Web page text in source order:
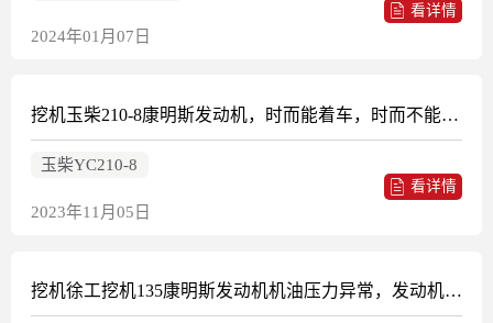
2024年01月07日
看详情
挖机玉柴210-8康明斯发动机，时而能着车，时而不能着车，启动机运转正常
玉柴YC210-8
2023年11月05日
看详情
挖机徐工挖机135康明斯发动机机油压力异常，发动机报警，故障灯有时亮有时不亮